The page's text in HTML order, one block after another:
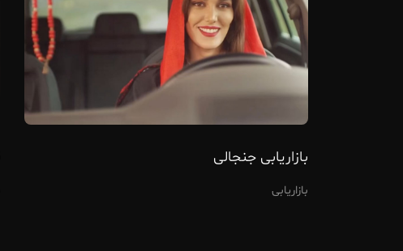
بازاریابی جنجالی
بازاریابی